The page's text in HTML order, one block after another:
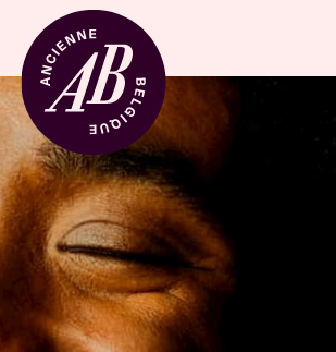
Location de
BRDCST